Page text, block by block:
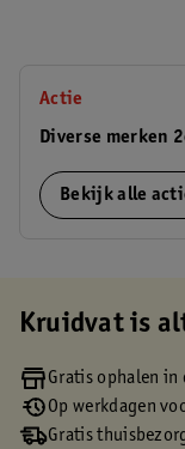
Actie
Diverse merken
Bekijk alle
Kruidvat is
Gratis ophalen in
Op werkdagen
Gratis